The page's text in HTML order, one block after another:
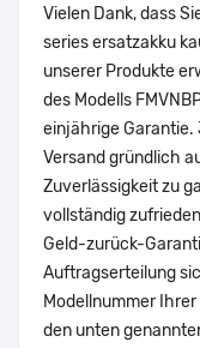
Vielen Dank, dass
series ersatzakku
unserer Produkte
des Modells
einjährige Garantie.
Versand gründlich
Zuverlässigkeit zu
vollständig
Geld-zurück-
Auftragserteilung
Modellnummer
den unten